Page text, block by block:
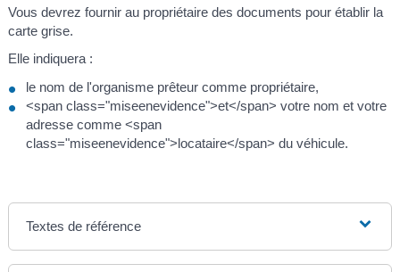
Vous devrez fournir au propriétaire des documents pour établir la
carte grise.
Elle indiquera :
le nom de l'organisme prêteur comme propriétaire,
<span class="miseenevidence">et</span> votre nom et votre
adresse comme <span
class="miseenevidence">locataire</span> du véhicule.
Textes de référence